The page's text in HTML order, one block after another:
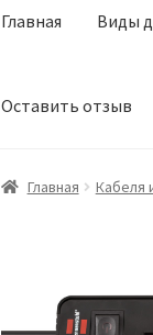
Главная Виды
Оставить отзыв
Главная Виды
Главная Кабеля